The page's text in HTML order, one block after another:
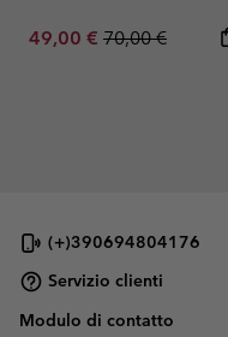
Sale price:
49,00 € Regular price:
70,00 €
(+)390694804176
Servizio clienti
Modulo di contatto